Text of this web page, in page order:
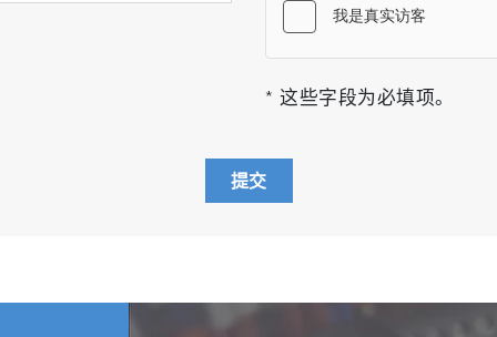
* 这些字段为必填项。
提交